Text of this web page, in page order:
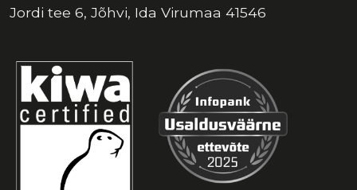
Jordi tee 6, Jõhvi, Ida Virumaa 41546